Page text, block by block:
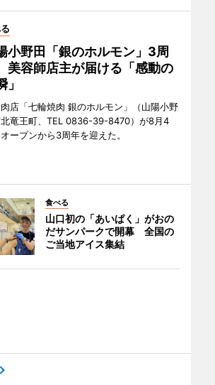
小野田「銀のホルモン」3周
容師店主が届ける「感動の
」
店「七輪焼肉 銀のホルモン」（山陽小野
北竜王町、TEL 0836-39-8470）が8月4
ープンから3周年を迎えた。
食べる
山口初の「あいぱく」がおの
だサンパークで開幕 全国の
ご当地アイス集結